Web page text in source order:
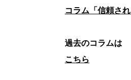
コラム「信頼さ
過去のコラムは
こちら